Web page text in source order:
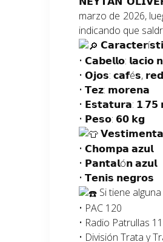
marzo de 2026,
indicando que
• 𝗖𝗮𝗯𝗲𝗹𝗹𝗼: 𝗹𝗮𝗰𝗶𝗼
• 𝗢𝗷𝗼𝘀: 𝗰𝗮𝗳é𝘀,
• 𝗧𝗲𝘇: 𝗺𝗼𝗿𝗲𝗻𝗮
• 𝗘𝘀𝘁𝗮𝘁𝘂𝗿𝗮:
• 𝗣𝗲𝘀𝗼: 𝟲𝟬 𝗸𝗴
• 𝗖𝗵𝗼𝗺𝗽𝗮 𝗮𝘇𝘂𝗹
• 𝗣𝗮𝗻𝘁𝗮𝗹ó𝗻 𝗮𝘇𝘂𝗹
• 𝗧𝗲𝗻𝗶𝘀 𝗻𝗲𝗴𝗿𝗼𝘀
Si tiene
• PAC 120
• Radio Patrullas
• División Trata y